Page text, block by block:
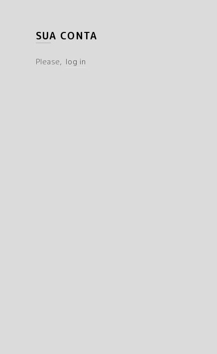
SUA CONTA
Please, log in